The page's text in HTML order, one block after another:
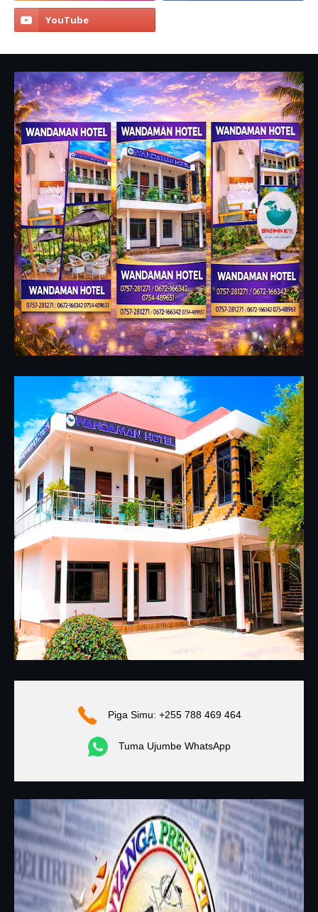
Piga Simu: +255 788 469 464
Tuma Ujumbe WhatsApp